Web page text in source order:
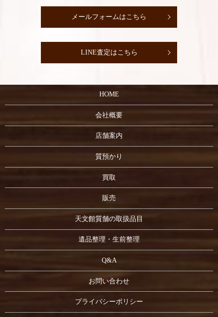
メールフォームはこちら
LINE査定はこちら
HOME
会社概要
店舗案内
質預かり
買取
販売
天文館質舗の取扱品目
遺品整理・生前整理
Q&A
お問い合わせ
プライバシーポリシー